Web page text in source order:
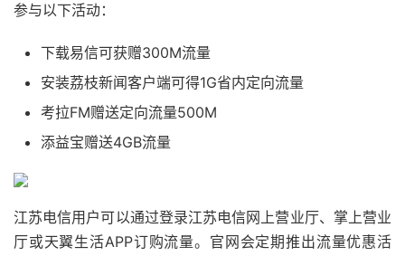
参与以下活动：
下载易信可获赠300M流量
安装荔枝新闻客户端可得1G省内定向流量
考拉FM赠送定向流量500M
添益宝赠送4GB流量
江苏电信用户可以通过登录江苏电信网上营业厅、掌上营业
厅或天翼生活APP订购流量。官网会定期推出流量优惠活